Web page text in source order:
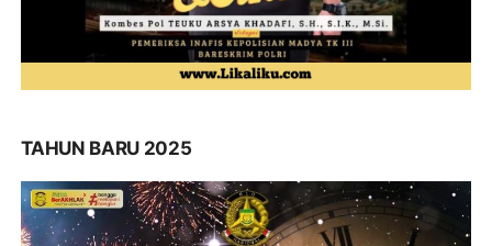
TAHUN BARU 2025